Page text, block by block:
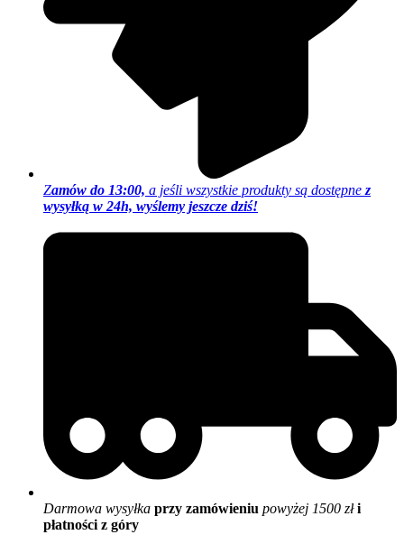
Zamów do 13:00, a jeśli wszystkie produkty są dostępne z
wysyłką w 24h, wyślemy jeszcze dziś!
Darmowa wysyłka przy zamówieniu powyżej 1500 złi
płatności z góry